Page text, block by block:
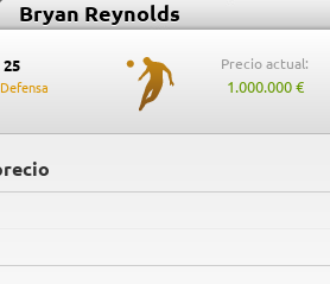
Bryan Reynolds
25
Defensa
Precio actual:
1.000.000 €